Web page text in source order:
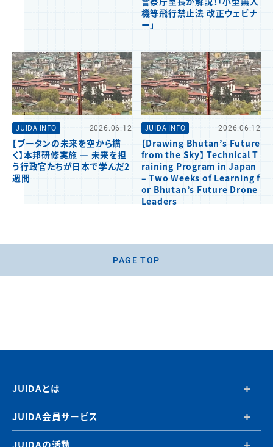
機等飛行禁止法 改正ウェビナ
ー」
JUIDA INFO 2026.06.12
【ブータンの未来を空から描
く】本邦研修実施 ― 未来を担
う行政官たちが日本で学んだ2
週間
JUIDA INFO 2026.06.12
【Drawing Bhutan’s Future
from the Sky】 Technical T
raining Program in Japan
– Two Weeks of Learning f
or Bhutan’s Future Drone
Leaders
PAGE TOP
JUIDAとは
JUIDA会員サービス
JUIDAの活動